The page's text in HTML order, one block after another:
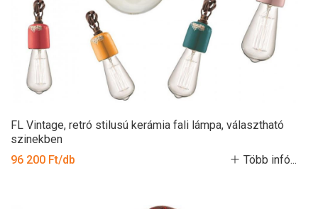
FL Vintage, retró stilusú kerámia fali lámpa, választható
szinekben
96 200 Ft/db
Több infó...